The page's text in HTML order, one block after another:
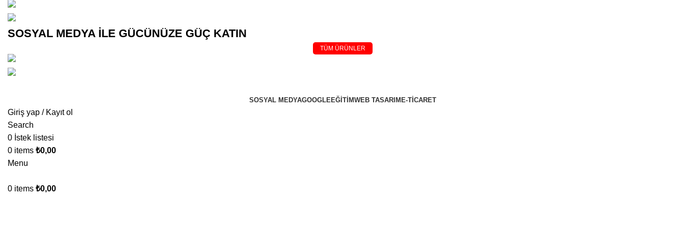
SOSYAL MEDYA İLE GÜCÜNÜZE GÜÇ KATIN
TÜM ÜRÜNLER
SOSYAL MEDYAGOOGLEEĞİTİMWEB TASARIME-TİCARET
Giriş yap / Kayıt ol
Search
0 İstek listesi
0 items ₺0,00
Menu
0 items ₺0,00